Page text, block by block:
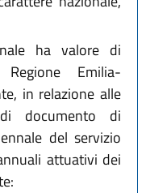
ha valore di
Emilia-
in relazione alle
documento di
del servizio
attuativi dei